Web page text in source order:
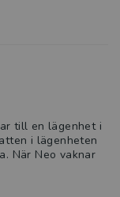
till en lägenhet i
i lägenheten
När Neo vaknar